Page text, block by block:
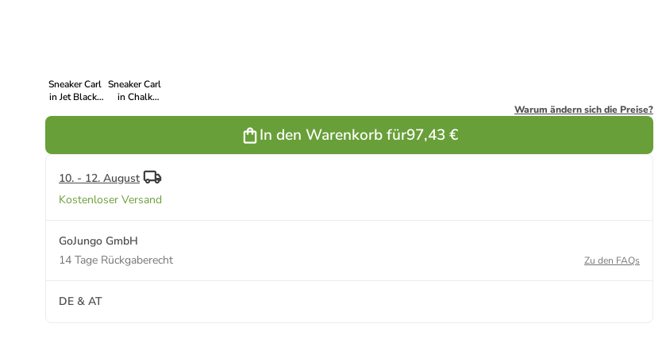
Sneaker Carl
in Jet Black |
Sneaker Carl
in Chalk
Warum ändern sich die Preise?
In den Warenkorb für97,43 €
10. - 12. August
Kostenloser Versand
GoJungo GmbH
14 Tage Rückgaberecht
Zu den FAQs
DE & AT